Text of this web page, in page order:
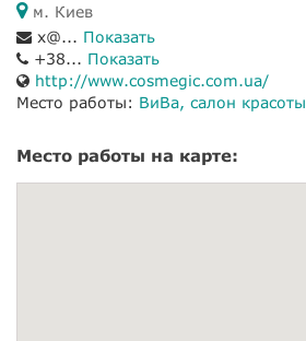
м. Киев
x@... Показать
+38... Показать
http://www.cosmegic.com.ua/
Место работы: ВиВа, салон красоты
Место работы на карте: